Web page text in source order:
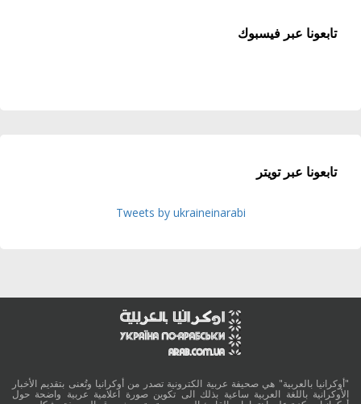
تابعونا عبر فيسبوك
تابعونا عبر تويتر
Tweets by ukraineinarabi
"أوكرانيا بالعربية" هي صحيفة عربية الكترونية تصدر من أوكرانيا وتُعنى بتقديم الأخبار
الأوكرانية باللغة العربية ساعية بذلك الى تكوين صورة اعلامية عربية واضحة حول